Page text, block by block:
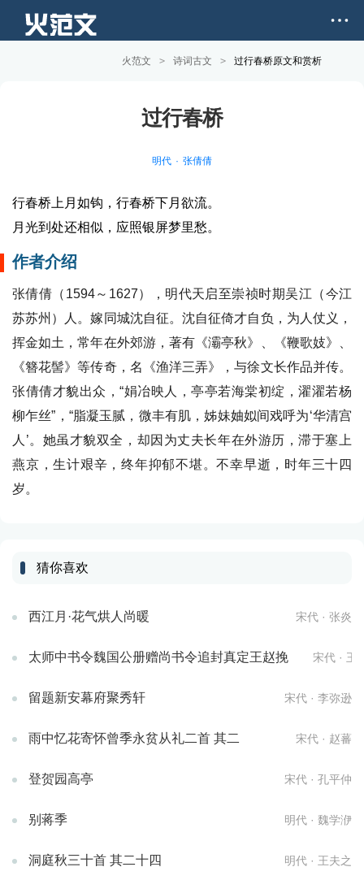
火范文 > 诗词古文 > 过行春桥原文和赏析
过行春桥
明代 张倩倩
行春桥上月如钩，行春桥下月欲流。
月光到处还相似，应照银屏梦里愁。
作者介绍
张倩倩（1594～1627），明代天启至崇祯时期吴江（今江
苏苏州）人。嫁同城沈自征。沈自征倚才自负，为人仗义，
挥金如土，常年在外郊游，著有《灞亭秋》、《鞭歌妓》、
《簪花髻》等传奇，名《渔洋三弄》，与徐文长作品并传。
张倩倩才貌出众，“娟冶映人，亭亭若海棠初绽，濯濯若杨
柳乍丝”，“脂凝玉腻，微丰有肌，姊妹妯姒间戏呼为‘华清宫
人’。她虽才貌双全，却因为丈夫长年在外游历，滞于塞上
燕京，生计艰辛，终年抑郁不堪。不幸早逝，时年三十四
岁。
猜你喜欢
西江月·花气烘人尚暖 宋代 · 张炎
太师中书令魏国公册赠尚书令追封真定王赵挽 宋代 · 王
留题新安幕府聚秀轩 宋代 · 李弥逊
雨中忆花寄怀曾季永贫从礼二首 其二 宋代 · 赵蕃
登贺园高亭 宋代 · 孔平仲
别蒋季 明代 · 魏学洢
洞庭秋三十首 其二十四 明代 · 王夫之